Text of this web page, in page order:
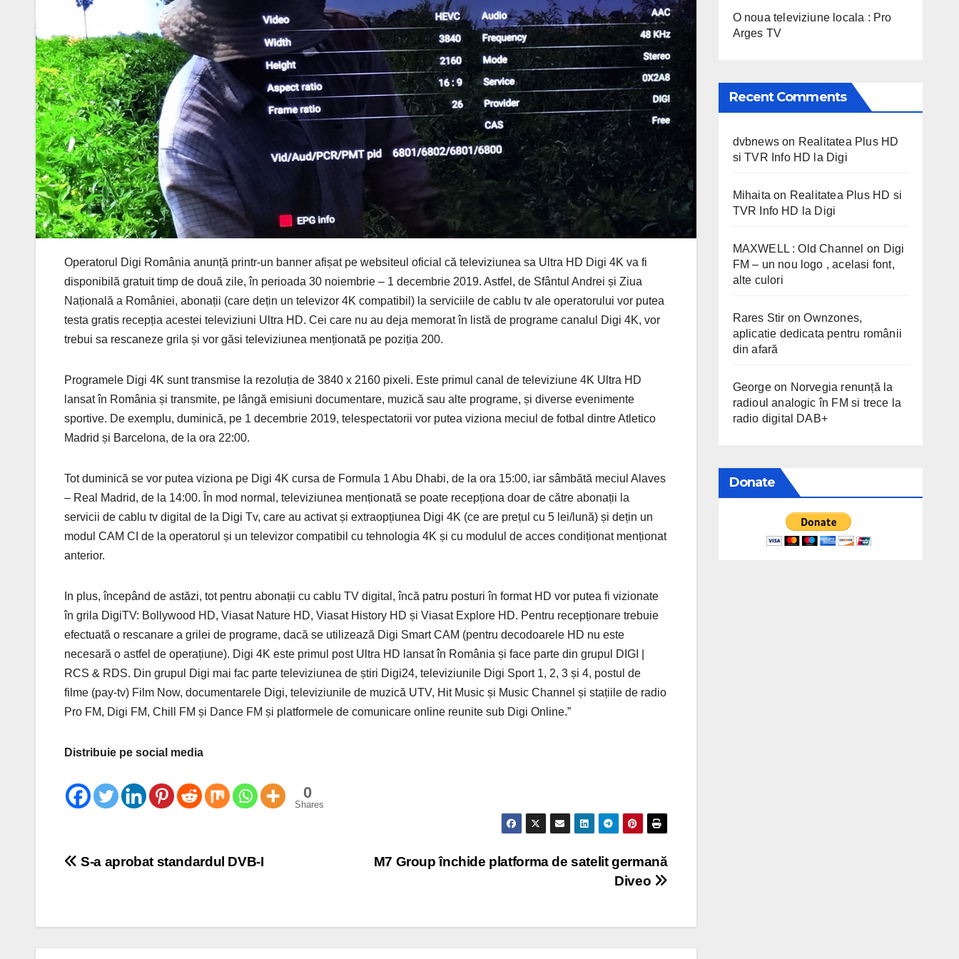
Operatorul Digi România anunță printr-un banner afișat pe websiteul oficial că televiziunea sa Ultra HD Digi 4K va fi
disponibilă gratuit timp de două zile, în perioada 30 noiembrie – 1 decembrie 2019. Astfel, de Sfântul Andrei și Ziua
Națională a României, abonații (care dețin un televizor 4K compatibil) la serviciile de cablu tv ale operatorului vor putea
testa gratis recepția acestei televiziuni Ultra HD. Cei care nu au deja memorat în listă de programe canalul Digi 4K, vor
trebui sa rescaneze grila și vor găsi televiziunea menționată pe poziția 200.
Programele Digi 4K sunt transmise la rezoluția de 3840 x 2160 pixeli. Este primul canal de televiziune 4K Ultra HD
lansat în România și transmite, pe lângă emisiuni documentare, muzică sau alte programe, și diverse evenimente
sportive. De exemplu, duminică, pe 1 decembrie 2019, telespectatorii vor putea viziona meciul de fotbal dintre Atletico
Madrid și Barcelona, de la ora 22:00.
Tot duminică se vor putea viziona pe Digi 4K cursa de Formula 1 Abu Dhabi, de la ora 15:00, iar sâmbătă meciul Alaves
– Real Madrid, de la 14:00. În mod normal, televiziunea menționată se poate recepționa doar de către abonații la
servicii de cablu tv digital de la Digi Tv, care au activat și extraopțiunea Digi 4K (ce are prețul cu 5 lei/lună) și dețin un
modul CAM CI de la operatorul și un televizor compatibil cu tehnologia 4K și cu modulul de acces condiționat menționat
anterior.
In plus, începând de astăzi, tot pentru abonații cu cablu TV digital, încă patru posturi în format HD vor putea fi vizionate
în grila DigiTV: Bollywood HD, Viasat Nature HD, Viasat History HD și Viasat Explore HD. Pentru recepționare trebuie
efectuată o rescanare a grilei de programe, dacă se utilizează Digi Smart CAM (pentru decodoarele HD nu este
necesară o astfel de operațiune). Digi 4K este primul post Ultra HD lansat în România și face parte din grupul DIGI |
RCS & RDS. Din grupul Digi mai fac parte televiziunea de știri Digi24, televiziunile Digi Sport 1, 2, 3 și 4, postul de
filme (pay-tv) Film Now, documentarele Digi, televiziunile de muzică UTV, Hit Music și Music Channel și stațiile de radio
Pro FM, Digi FM, Chill FM și Dance FM și platformele de comunicare online reunite sub Digi Online.”
Distribuie pe social media
0
Shares
Post
M7 Group închide platforma de satelit germană
Diveo
S-a aprobat standardul DVB-I
O noua televiziune locala : Pro
Arges TV
Recent Comments
dvbnewson Realitatea Plus HD
si TVR Info HD la Digi
Mihaita on Realitatea Plus HD si
TVR Info HD la Digi
MAXWELL : Old Channel on Digi
FM – un nou logo , acelasi font,
alte culori
Rares Stir onOwnzones,
aplicatie dedicata pentru românii
din afară
Georgeon Norvegia renunță la
radioul analogic în FM si trece la
radio digital DAB+
Donate